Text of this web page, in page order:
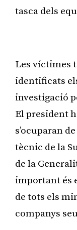
tasca dels
Les víctimes
identificats
investigació
El president
s’ocuparan
tècnic de la
de la
important és
de tots els
companys